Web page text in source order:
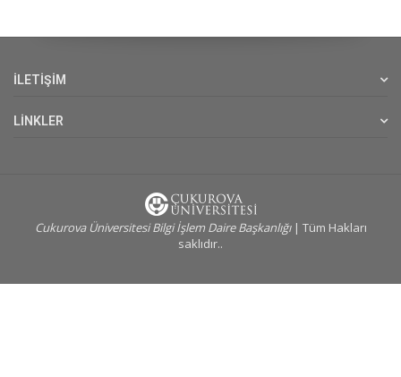
İLETİŞİM
LİNKLER
Cukurova Üniversitesi Bilgi İşlem Daire Başkanlığı| Tüm Hakları
saklıdır..